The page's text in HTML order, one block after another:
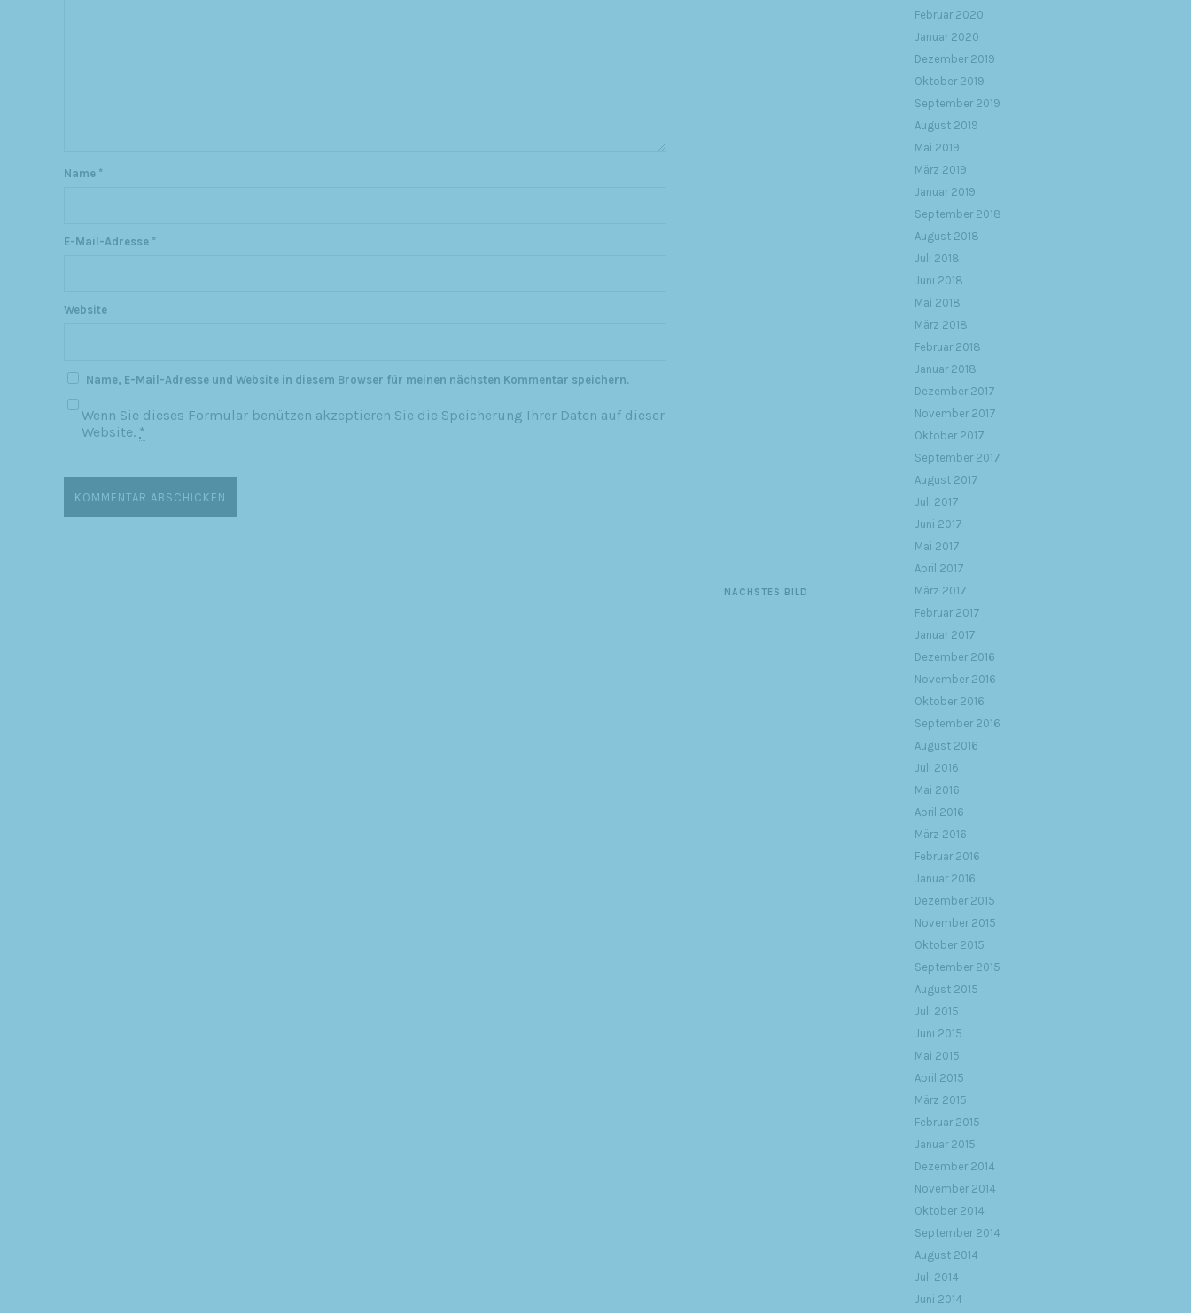
Name *
E-Mail-Adresse *
Website
Name, E-Mail-Adresse und Website in diesem Browser für meinen nächsten Kommentar speichern.
Wenn Sie dieses Formular benützen akzeptieren Sie die Speicherung Ihrer Daten auf dieser
Website. *
NÄCHSTES BILD
Februar 2020
Januar 2020
Dezember 2019
Oktober 2019
September 2019
August 2019
Mai 2019
März 2019
Januar 2019
September 2018
August 2018
Juli 2018
Juni 2018
Mai 2018
März 2018
Februar 2018
Januar 2018
Dezember 2017
November 2017
Oktober 2017
September 2017
August 2017
Juli 2017
Juni 2017
Mai 2017
April 2017
März 2017
Februar 2017
Januar 2017
Dezember 2016
November 2016
Oktober 2016
September 2016
August 2016
Juli 2016
Mai 2016
April 2016
März 2016
Februar 2016
Januar 2016
Dezember 2015
November 2015
Oktober 2015
September 2015
August 2015
Juli 2015
Juni 2015
Mai 2015
April 2015
März 2015
Februar 2015
Januar 2015
Dezember 2014
November 2014
Oktober 2014
September 2014
August 2014
Juli 2014
Juni 2014